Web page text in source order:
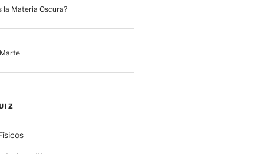
la Materia Oscura?